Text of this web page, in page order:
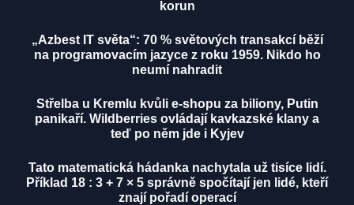
korun
„Azbest IT světa“: 70 % světových transakcí běží
na programovacím jazyce z roku 1959. Nikdo ho
neumí nahradit
Střelba u Kremlu kvůli e-shopu za biliony, Putin
panikaří. Wildberries ovládají kavkazské klany a
teď po něm jde i Kyjev
Tato matematická hádanka nachytala už tisíce lidí.
Příklad 18 : 3 + 7 × 5 správně spočítají jen lidé, kteří
znají pořadí operací